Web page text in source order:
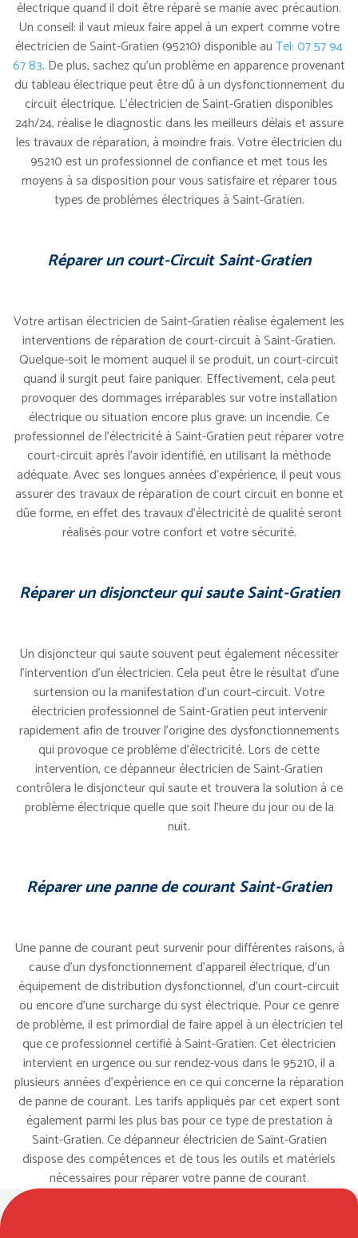
électrique quand il doit être réparé se manie avec précaution.
Un conseil: il vaut mieux faire appel à un expert comme votre
électricien de Saint-Gratien (95210) disponible auTel: 07 57 94
67 83. De plus, sachez qu’un problème en apparence provenant
du tableau électrique peut être dû à un dysfonctionnement du
circuit électrique. L’électricien de Saint-Gratien disponibles
24h/24, réalise le diagnostic dans les meilleurs délais et assure
les travaux de réparation, à moindre frais. Votre électricien du
95210 est un professionnel de confiance et met tous les
moyens à sa disposition pour vous satisfaire et réparer tous
types de problèmes électriques à Saint-Gratien.
Réparer un court-Circuit Saint-Gratien
Votre artisan électricien de Saint-Gratien réalise également les
interventions de réparation de court-circuit à Saint-Gratien.
Quelque-soit le moment auquel il se produit, un court-circuit
quand il surgit peut faire paniquer. Effectivement, cela peut
provoquer des dommages irréparables sur votre installation
électrique ou situation encore plus grave: un incendie. Ce
professionnel de l’électricité à Saint-Gratien peut réparer votre
court-circuit après l’avoir identifié, en utilisant la méthode
adéquate. Avec ses longues années d’expérience, il peut vous
assurer des travaux de réparation de court circuit en bonne et
dûe forme, en effet des travaux d’électricité de qualité seront
réalisés pour votre confort et votre sécurité.
Réparer un disjoncteur qui saute Saint-Gratien
Un disjoncteur qui saute souvent peut également nécessiter
l’intervention d’un électricien. Cela peut être le résultat d’une
surtension ou la manifestation d’un court-circuit. Votre
électricien professionnel de Saint-Gratien peut intervenir
rapidement afin de trouver l’origine des dysfonctionnements
qui provoque ce problème d’électricité. Lors de cette
intervention, ce dépanneur électricien de Saint-Gratien
contrôlera le disjoncteur qui saute et trouvera la solution à ce
problème électrique quelle que soit l’heure du jour ou de la
nuit.
Réparer une panne de courant Saint-Gratien
Une panne de courant peut survenir pour différentes raisons, à
cause d’un dysfonctionnement d’appareil électrique, d’un
équipement de distribution dysfonctionnel, d’un court-circuit
ou encore d’une surcharge du syst électrique. Pour ce genre
de problème, il est primordial de faire appel à un électricien tel
que ce professionnel certifié à Saint-Gratien. Cet électricien
intervient en urgence ou sur rendez-vous dans le 95210, il a
plusieurs années d’expérience en ce qui concerne la réparation
de panne de courant. Les tarifs appliqués par cet expert sont
également parmi les plus bas pour ce type de prestation à
Saint-Gratien. Ce dépanneur électricien de Saint-Gratien
dispose des compétences et de tous les outils et matériels
nécessaires pour réparer votre panne de courant.